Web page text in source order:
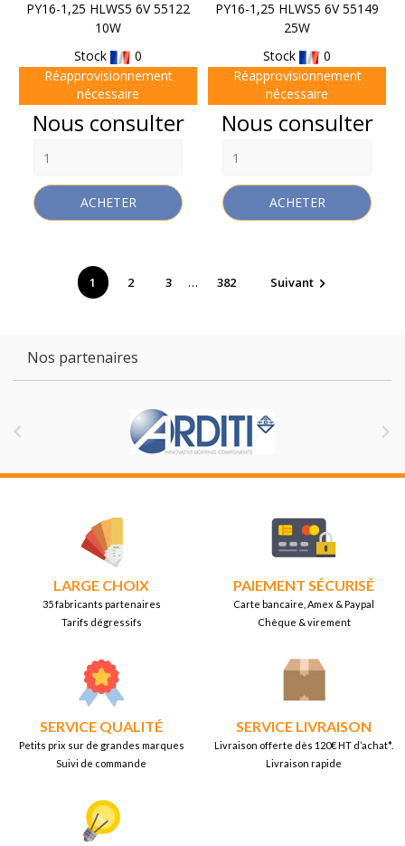
PY16-1,25 HLWS5 6V 55122
10W
Stock
0
Réapprovisionnement
nécessaire
Prix
Nous consulter
ACHETER
PY16-1,25 HLWS5 6V 55149
25W
Stock
0
Réapprovisionnement
nécessaire
Prix
Nous consulter
ACHETER
1 2 3 … 382 Suivant 
Nos partenaires
 
LARGE CHOIX
35 fabricants partenaires
Tarifs dégressifs
PAIEMENT SÉCURISÉ
Carte bancaire, Amex & Paypal
Chèque & virement
SERVICE QUALITÉ
Petits prix sur de grandes marques
Suivi de commande
SERVICE LIVRAISON
Livraison offerte dès 120€ HT d’achat*.
Livraison rapide